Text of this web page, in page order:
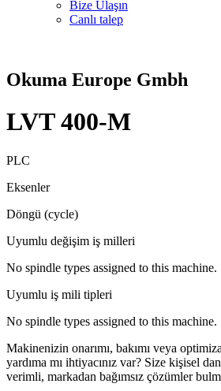
Bize Ulaşın
Canlı talep
Okuma Europe Gmbh
LVT 400-M
PLC
Eksenler
Döngü (cycle)
Uyumlu değişim iş milleri
No spindle types assigned to this machine.
Uyumlu iş mili tipleri
No spindle types assigned to this machine.
Makinenizin onarımı, bakımı veya
yardıma mı ihtiyacınız var? Size kişisel
verimli, markadan bağımsız çözümler